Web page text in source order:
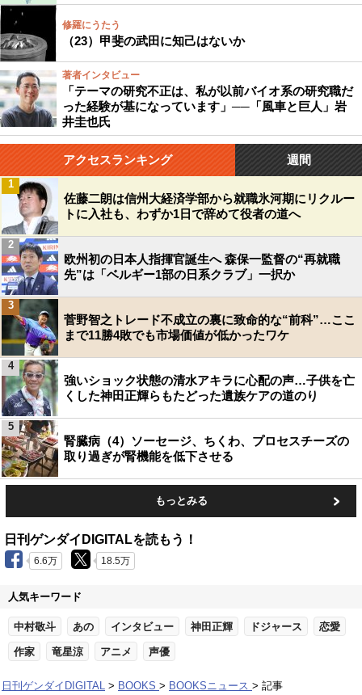
修羅にうたう
（23）甲斐の武田に知己はないか
著者インタビュー
「テーマの研究不正は、私が以前バイオ系の研究職だ
った経験が基になっています」──「風車と巨人」岩
井圭也氏
アクセスランキング 週間
佐藤二朗は信州大経済学部から就職氷河期にリクルー
トに入社も、わずか1日で辞めて役者の道へ
1
欧州初の日本人指揮官誕生へ 森保一監督の“再就職
先”は「ベルギー1部の日系クラブ」一択か
2
菅野智之トレード不成立の裏に致命的な“前科”…ここ
まで11勝4敗でも市場価値が低かったワケ
3
強いショック状態の清水アキラに心配の声…子供を亡
くした神田正輝らもたどった遺族ケアの道のり
4
腎臓病（4）ソーセージ、ちくわ、プロセスチーズの
取り過ぎが腎機能を低下させる
5
もっとみる
日刊ゲンダイDIGITALを読もう！
6.6万 18.5万
人気キーワード
中村敬斗 あの インタビュー 神田正輝 ドジャース 恋愛
作家 竜星涼 アニメ 声優
日刊ゲンダイDIGITAL BOOKS BOOKSニュース 記事